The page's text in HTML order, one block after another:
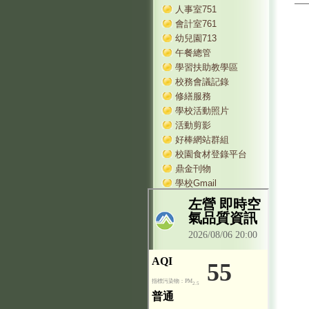
人事室751
會計室761
幼兒園713
午餐總管
學習扶助教學區
校務會議記錄
修繕服務
學校活動照片
活動剪影
好棒網站群組
校園食材登錄平台
鼎金刊物
學校Gmail